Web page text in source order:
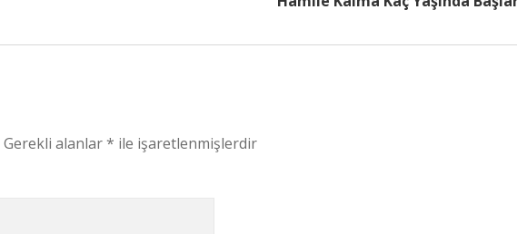
Gerekli alanlar* ile işaretlenmişlerdir